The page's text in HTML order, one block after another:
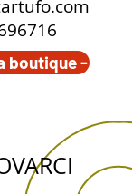
boutique -